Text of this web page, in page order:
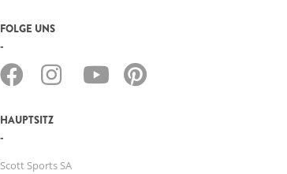
FOLGE UNS
HAUPTSITZ
Scott Sports SA